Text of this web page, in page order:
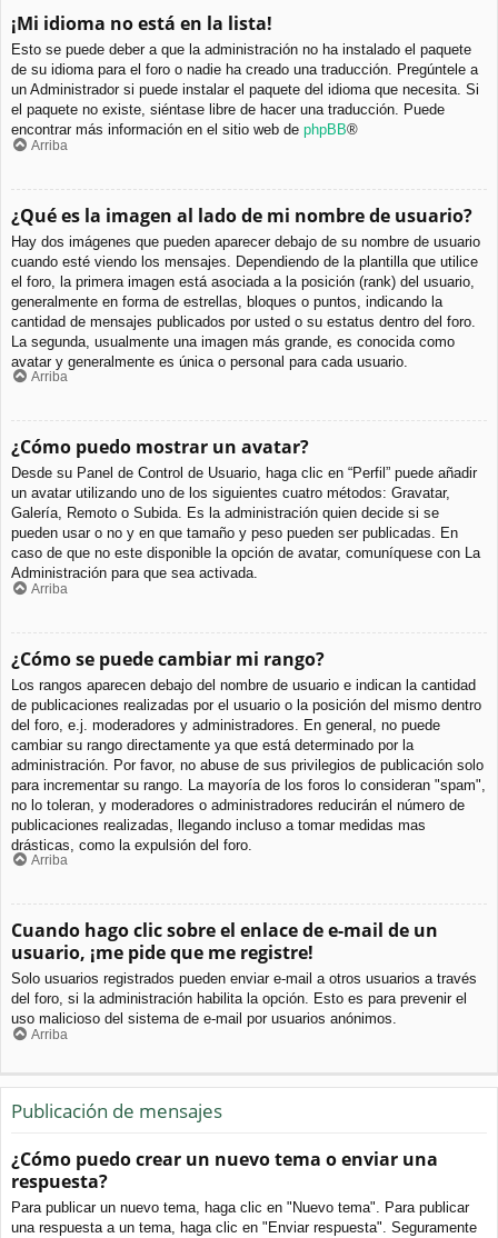
¡Mi idioma no está en la lista!
Esto se puede deber a que la administración no ha instalado el paquete
de su idioma para el foro o nadie ha creado una traducción. Pregúntele a
un Administrador si puede instalar el paquete del idioma que necesita. Si
el paquete no existe, siéntase libre de hacer una traducción. Puede
encontrar más información en el sitio web de phpBB®
Arriba
¿Qué es la imagen al lado de mi nombre de usuario?
Hay dos imágenes que pueden aparecer debajo de su nombre de usuario
cuando esté viendo los mensajes. Dependiendo de la plantilla que utilice
el foro, la primera imagen está asociada a la posición (rank) del usuario,
generalmente en forma de estrellas, bloques o puntos, indicando la
cantidad de mensajes publicados por usted o su estatus dentro del foro.
La segunda, usualmente una imagen más grande, es conocida como
avatar y generalmente es única o personal para cada usuario.
Arriba
¿Cómo puedo mostrar un avatar?
Desde su Panel de Control de Usuario, haga clic en “Perfil” puede añadir
un avatar utilizando uno de los siguientes cuatro métodos: Gravatar,
Galería, Remoto o Subida. Es la administración quien decide si se
pueden usar o no y en que tamaño y peso pueden ser publicadas. En
caso de que no este disponible la opción de avatar, comuníquese con La
Administración para que sea activada.
Arriba
¿Cómo se puede cambiar mi rango?
Los rangos aparecen debajo del nombre de usuario e indican la cantidad
de publicaciones realizadas por el usuario o la posición del mismo dentro
del foro, e.j. moderadores y administradores. En general, no puede
cambiar su rango directamente ya que está determinado por la
administración. Por favor, no abuse de sus privilegios de publicación solo
para incrementar su rango. La mayoría de los foros lo consideran "spam",
no lo toleran, y moderadores o administradores reducirán el número de
publicaciones realizadas, llegando incluso a tomar medidas mas
drásticas, como la expulsión del foro.
Arriba
Cuando hago clic sobre el enlace de e-mail de un
usuario, ¡me pide que me registre!
Solo usuarios registrados pueden enviar e-mail a otros usuarios a través
del foro, si la administración habilita la opción. Esto es para prevenir el
uso malicioso del sistema de e-mail por usuarios anónimos.
Arriba
Publicación de mensajes
¿Cómo puedo crear un nuevo tema o enviar una
respuesta?
Para publicar un nuevo tema, haga clic en "Nuevo tema". Para publicar
una respuesta a un tema, haga clic en "Enviar respuesta". Seguramente